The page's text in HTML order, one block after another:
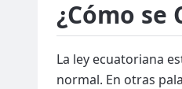
¿Cómo se
La ley ecuatoriana
normal. En otras